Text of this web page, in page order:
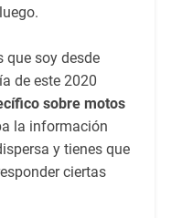
que soy desde
de este 2020
sobre motos
la información
y tienes que
ciertas